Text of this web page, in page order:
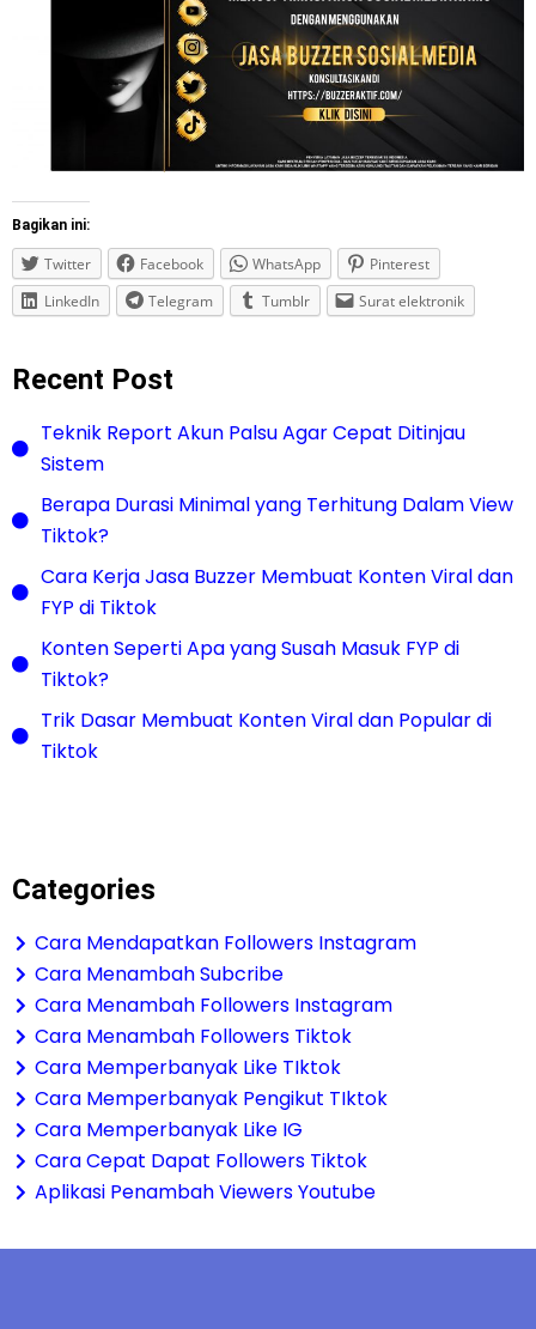
Bagikan ini:
Twitter Facebook WhatsApp
Pinterest
LinkedIn
Telegram Tumblr Surat elektronik
Recent Post
Teknik Report Akun Palsu Agar Cepat Ditinjau
Sistem
Berapa Durasi Minimal yang Terhitung Dalam View
Tiktok?
Cara Kerja Jasa Buzzer Membuat Konten Viral dan
FYP di Tiktok
Konten Seperti Apa yang Susah Masuk FYP di
Tiktok?
Trik Dasar Membuat Konten Viral dan Popular di
Tiktok
Categories
Cara Mendapatkan Followers Instagram
Cara Menambah Subcribe
Cara Menambah Followers Instagram
Cara Menambah Followers Tiktok
Cara Memperbanyak Like TIktok
Cara Memperbanyak Pengikut TIktok
Cara Memperbanyak Like IG
Cara Cepat Dapat Followers Tiktok
Aplikasi Penambah Viewers Youtube